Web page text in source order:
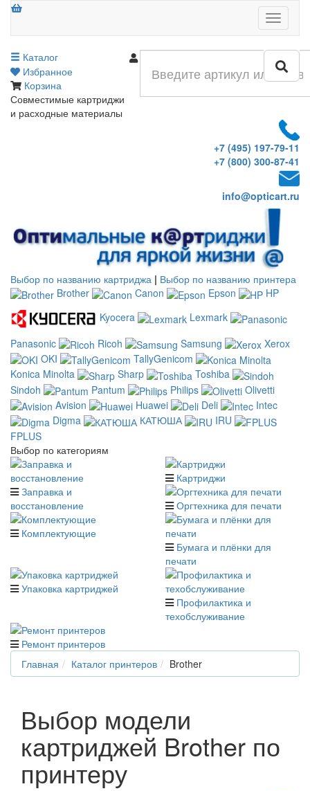
Меню
Каталог
Избранное
Корзина
Совместимые картриджи
и расходные материалы
+7 (495) 197-79-11
+7 (800) 300-87-41
info@opticart.ru
Выбор по названию картриджа | Выбор по названию принтера
Brother
Canon Epson
HP
Kyocera
Lexmark
Panasonic
Ricoh Samsung
Xerox
OKI
TallyGenicom
Konica Minolta
Sharp
Toshiba
Sindoh
Pantum Philips
Olivetti
Avision
Huawei Deli
Intec
Digma
КАТЮША
IRU
FPLUS
Выбор по категориям
Заправка и
восстановление
Картриджи
Оргтехника для печати
Комплектующие
Бумага и плёнки для
печати
Упаковка картриджей
Профилактика и
техобслуживание
Ремонт принтеров
Главная
Каталог принтеров Brother
Выбор модели
картриджей Brother по
принтеру